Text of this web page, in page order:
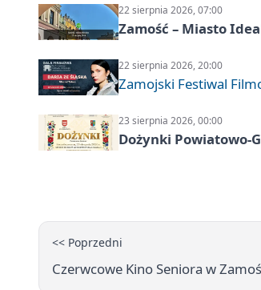
22 sierpnia 2026, 07:00
Zamość – Miasto
22 sierpnia 2026, 20:00
Zamojski Festiwal
23 sierpnia 2026, 00:00
Dożynki Powiatowo-
<< Poprzedni
Czerwcowe Kino Seniora w